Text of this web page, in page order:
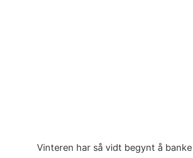
Vinteren har så vidt begynt å